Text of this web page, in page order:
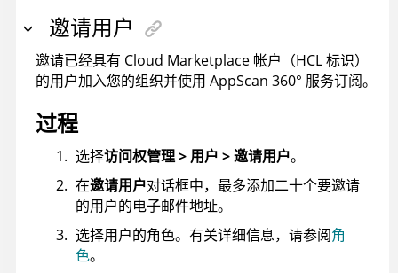
邀请用户
邀请已经具有 Cloud Marketplace 帐户（HCL标识）
的用户加入您的组织并使用 AppScan 360° 服务订阅。
过程
选择访问权管理 > 用户 > 邀请用户。
在邀请用户对话框中，最多添加二十个要邀请
的用户的电子邮件地址。
选择用户的角色。有关详细信息，请参阅角
色。